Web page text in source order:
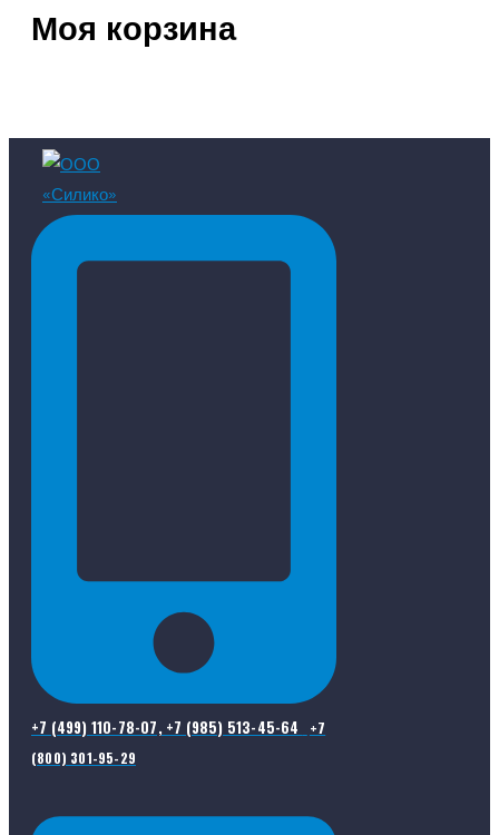
Моя корзина
+7 (499) 110-78-07, +7 (985) 513-45-64
+7
(800) 301-95-29